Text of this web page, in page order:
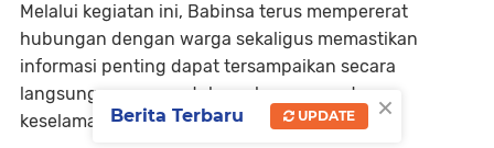
Melalui kegiatan ini, Babinsa terus mempererat
hubungan dengan warga sekaligus memastikan
informasi penting dapat tersampaikan secara
langsung guna mendukung keamanan dan
keselamatan masyarakat di wilayah binaan. ×
Berita Terbaru UPDATE